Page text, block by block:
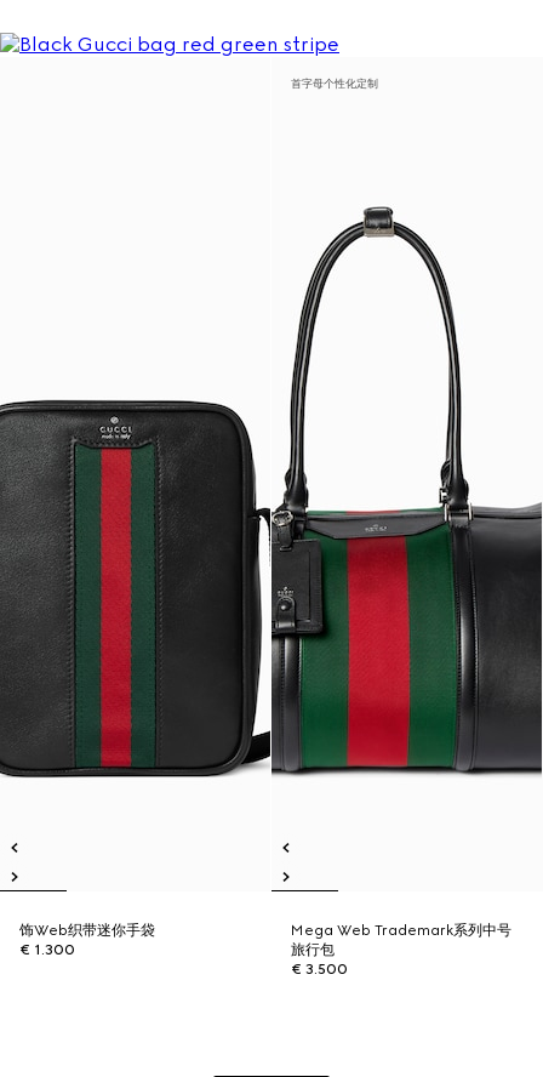
饰Web织带迷你手袋
€ 1.300
首字母个性化定制
Mega Web Trademark系列中号
旅行包
€ 3.500